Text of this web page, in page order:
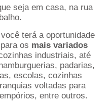
seja em casa, na rua
terá a oportunidade
os mais variados
industriais, até
padarias,
escolas, cozinhas
voltadas para
entre outros.